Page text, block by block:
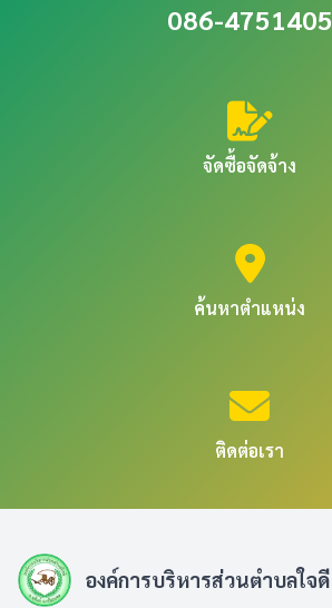
086-4751405
จัดซื้อจัดจ้าง
ค้นหาตำแหน่ง
ติดต่อเรา
องค์การบริหารส่วนตำบลใจดี